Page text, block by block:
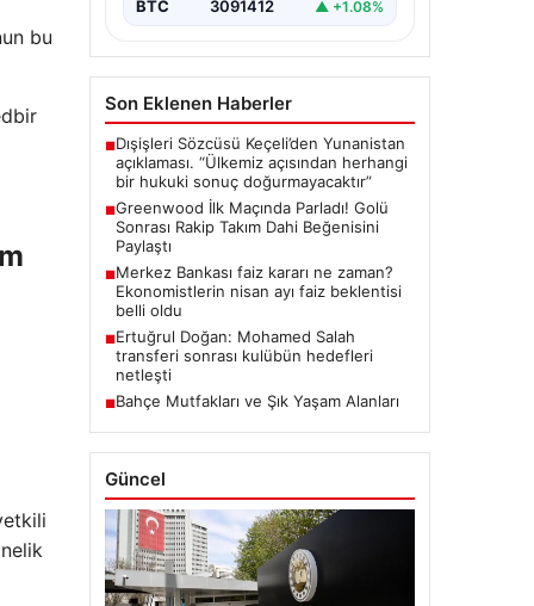
bu
BTC 3091412 ▲ +1.08%
Son Eklenen Haberler
■Dışişleri Sözcüsü Keçeli’den Yunanistan
açıklaması. “Ülkemiz açısından herhangi
bir hukuki sonuç doğurmayacaktır”
■Greenwood İlk Maçında Parladı! Golü
Sonrası Rakip Takım Dahi Beğenisini
Paylaştı
■Merkez Bankası faiz kararı ne zaman?
Ekonomistlerin nisan ayı faiz beklentisi
belli oldu
■Ertuğrul Doğan: Mohamed Salah
transferi sonrası kulübün hedefleri
netleşti
■Bahçe Mutfakları ve Şık Yaşam Alanları
Güncel